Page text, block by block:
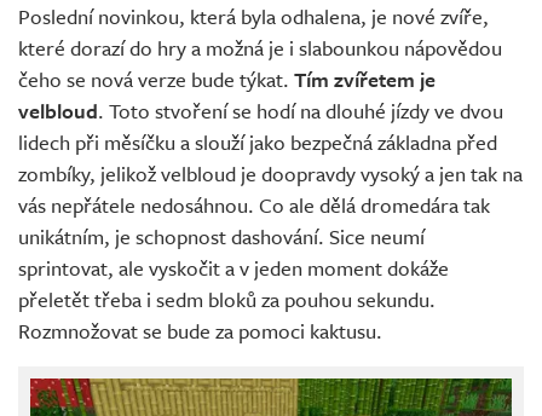
Poslední novinkou, která byla odhalena, je nové zvíře,
které dorazí do hry a možná je i slabounkou nápovědou
čeho se nová verze bude týkat. Tím zvířetem je
velbloud. Toto stvoření se hodí na dlouhé jízdy ve dvou
lidech při měsíčku a slouží jako bezpečná základna před
zombíky, jelikož velbloud je doopravdy vysoký a jen tak na
vás nepřátele nedosáhnou. Co ale dělá dromedára tak
unikátním, je schopnost dashování. Sice neumí
sprintovat, ale vyskočit a v jeden moment dokáže
přeletět třeba i sedm bloků za pouhou sekundu.
Rozmnožovat se bude za pomoci kaktusu.